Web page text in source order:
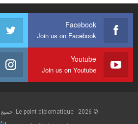
Facebook
Join us on Facebook
Youtube
Join us on Youtube
© 2026 - Le point diplomatique. جميع الحقوق محفوظة.